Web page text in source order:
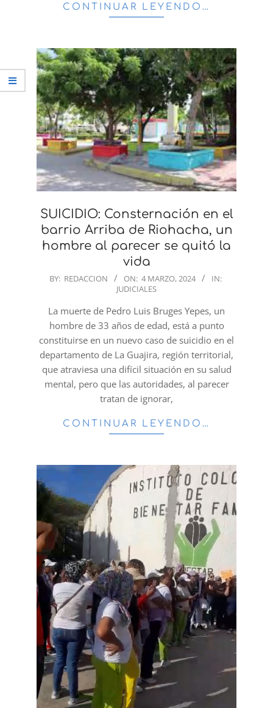
CONTINUAR LEYENDO…
SUICIDIO: Consternación en el
barrio Arriba de Riohacha, un
hombre al parecer se quitó la
vida
2024-
BY: REDACCION ON: 4 MARZO, 2024
IN:
JUDICIALES
La muerte de Pedro Luis Bruges Yepes, un
hombre de 33 años de edad, está a punto
constituirse en un nuevo caso de suicidio en el
departamento de La Guajira, región territorial,
que atraviesa una difícil situación en su salud
mental, pero que las autoridades, al parecer
tratan de ignorar,
CONTINUAR LEYENDO…